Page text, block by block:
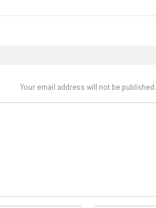
Your email address will not be published.